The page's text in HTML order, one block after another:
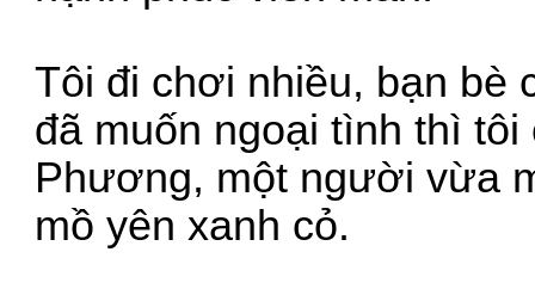
Tôi đi chơi nhiều, bạn bè
đã muốn ngoại tình thì
Phương, một người vừa
mồ yên xanh cỏ.